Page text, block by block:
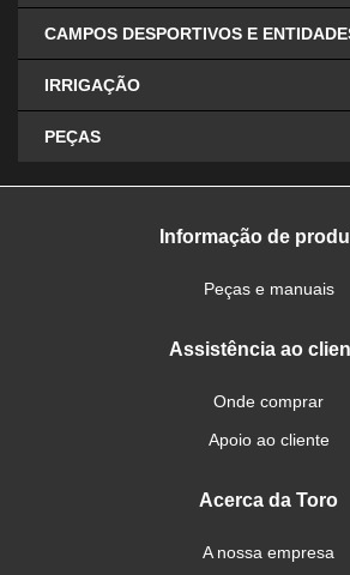
CAMPOS DESPORTIVOS E
IRRIGAÇÃO
PEÇAS
Informação de
Peças e manuais
Assistência ao
Onde comprar
Apoio ao cliente
Acerca da Toro
A nossa empresa